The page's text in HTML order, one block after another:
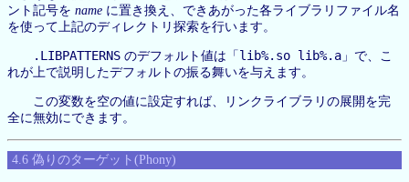
ント記号を name に置き換え、できあがった各ライブラリファイル名
を使って上記のディレクトリ探索を行います。
.LIBPATTERNS のデフォルト値は「 lib%.so lib%.a 」で、こ
れが上で説明したデフォルトの振る舞いを与えます。
この変数を空の値に設定すれば、リンクライブラリの展開を完
全に無効にできます。
4.6 偽りのターゲット(Phony)